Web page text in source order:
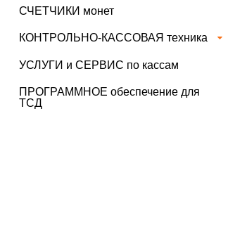
СЧЕТЧИКИ монет
КОНТРОЛЬНО-КАССОВАЯ техника
УСЛУГИ и СЕРВИС по кассам
ПРОГРАММНОЕ обеспечение для
ТСД